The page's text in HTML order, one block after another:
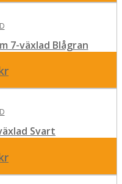
7-växlad Blågran
Svart